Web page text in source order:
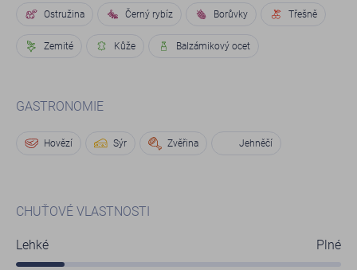
Ostružina Černý rybíz Borůvky Třešně
Zemité Kůže Balzámikový ocet
GASTRONOMIE
Hovězí Sýr Zvěřina Jehněčí
CHUŤOVÉ VLASTNOSTI
Lehké Plné